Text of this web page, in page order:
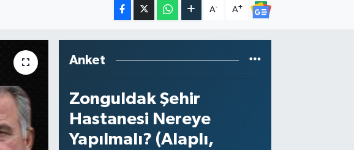
A- A+
Anket
Zonguldak Şehir
Hastanesi Nereye
Yapılmalı? (Alaplı,